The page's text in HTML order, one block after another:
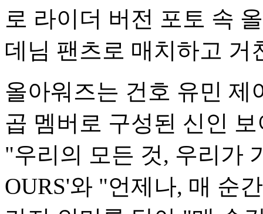
로 라이더 버전 포토 속
데님 팬츠로 매치하고 거
올아워즈는 건호 유민 제
곱 멤버로 구성된 신인
"우리의 모든 것, 우리가
OURS'와 "언제나, 매 순